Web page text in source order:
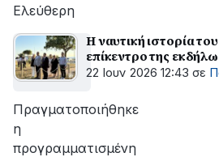
Ελεύθερη
Η ναυτική ιστορία
επίκεντρο της
22 Ιουν 2026 12:43 σε
Πραγματοποιήθηκε
η
προγραμματισμένη